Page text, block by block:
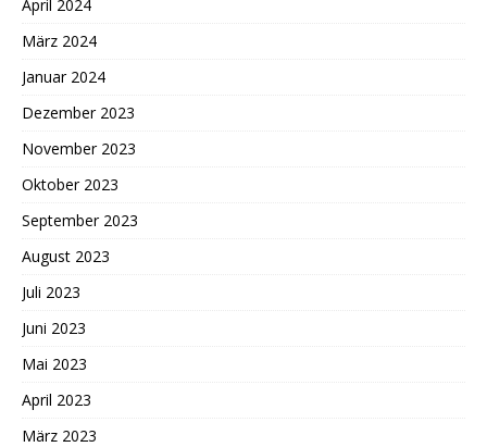
April 2024
März 2024
Januar 2024
Dezember 2023
November 2023
Oktober 2023
September 2023
August 2023
Juli 2023
Juni 2023
Mai 2023
April 2023
März 2023